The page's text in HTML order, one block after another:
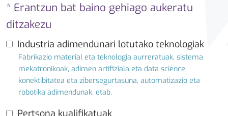
* Erantzun bat baino gehiago aukeratu
ditzakezu
Industria adimendunari lotutako teknologiak
Fabrikazio material eta teknologia aurreratuak, sistema
mekatronikoak, adimen artifiziala eta data science,
konektibitatea eta zibersegurtasuna, automatizazio eta
robotika adimendunak, etab.